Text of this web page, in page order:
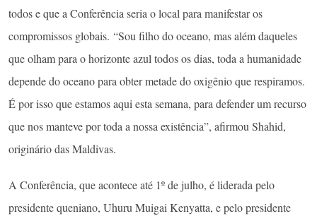
todos e que a Conferência seria o local para manifestar os
compromissos globais. “Sou filho do oceano, mas além daqueles
que olham para o horizonte azul todos os dias, toda a humanidade
depende do oceano para obter metade do oxigênio que respiramos.
É por isso que estamos aqui esta semana, para defender um recurso
que nos manteve por toda a nossa existência”, afirmou Shahid,
originário das Maldivas.
A Conferência, que acontece até 1º de julho, é liderada pelo
presidente queniano, Uhuru Muigai Kenyatta, e pelo presidente